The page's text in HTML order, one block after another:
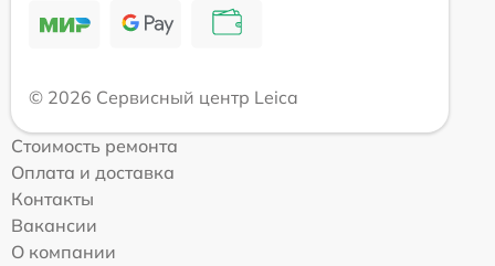
© 2026 Сервисный центр Leica
Стоимость ремонта
Оплата и доставка
Контакты
Вакансии
О компании